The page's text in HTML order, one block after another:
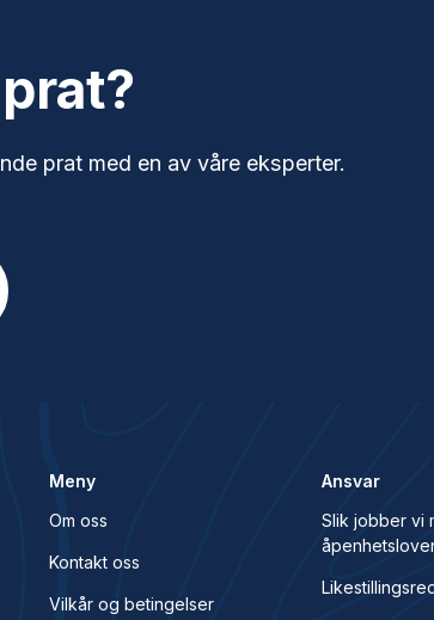
prat med en av våre eksperter.
Meny
Om oss
Kontakt oss
Vilkår og betingelser
Ansvar
Slik jobber vi